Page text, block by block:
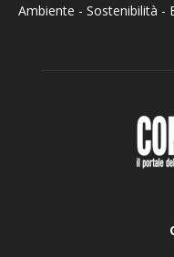
Ambiente - Sostenibilità -